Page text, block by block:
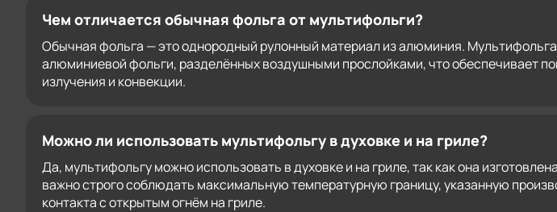
Чем отличается обычная фольга от мультифольги?
Обычная фольга — это однородный рулонный материал из алюминия.
алюминиевой фольги, разделённых воздушными прослойками, что обеспечивает
излучения и конвекции.
Можно ли использовать мультифольгу в духовке и на гриле?
Да, мультифольгу можно использовать в духовке и на гриле, так как она
важно строго соблюдать максимальную температурную границу, указанную
контакта с открытым огнём на гриле.